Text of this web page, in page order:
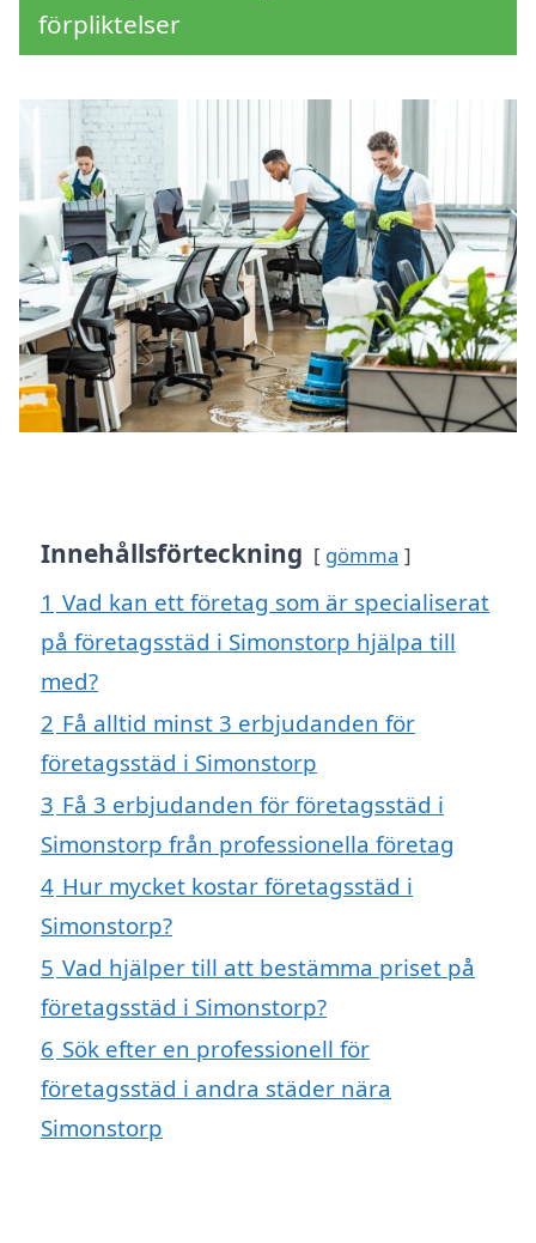
förpliktelser
Innehållsförteckning gömma
1 Vad kan ett företag som är specialiserat
på företagsstäd i Simonstorp hjälpa till
med?
2 Få alltid minst 3 erbjudanden för
företagsstäd i Simonstorp
3 Få 3 erbjudanden för företagsstäd i
Simonstorp från professionella företag
4 Hur mycket kostar företagsstäd i
Simonstorp?
5 Vad hjälper till att bestämma priset på
företagsstäd i Simonstorp?
6 Sök efter en professionell för
företagsstäd i andra städer nära
Simonstorp